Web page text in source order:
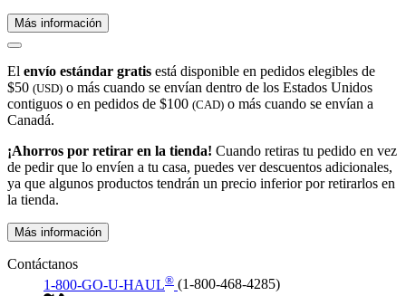
Más información
El envío estándar gratis está disponible en pedidos elegibles de
$50 (USD) o más cuando se envían dentro de los Estados Unidos
contiguos o en pedidos de $100 (CAD) o más cuando se envían a
Canadá.
¡Ahorros por retirar en la tienda! Cuando retiras tu pedido en vez
de pedir que lo envíen a tu casa, puedes ver descuentos adicionales,
ya que algunos productos tendrán un precio inferior por retirarlos en
la tienda.
Más información
Contáctanos
1-800-GO-U-HAUL® (1-800-468-4285)